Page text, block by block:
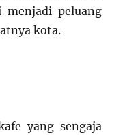
peluang
kota.
yang sengaja